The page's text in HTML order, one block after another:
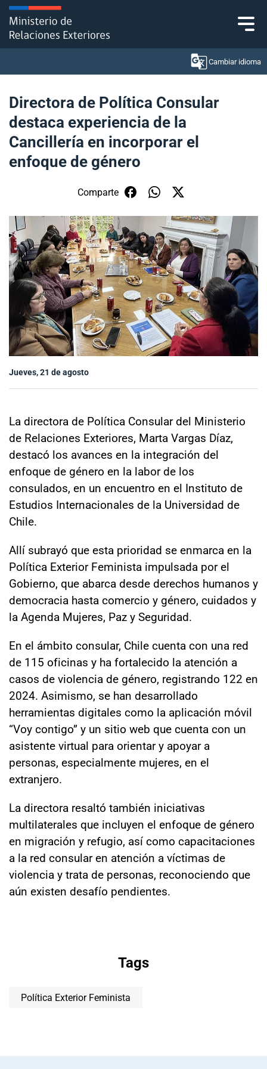
Click acá para ir directamente al contenido
Cambiar idioma
Ministerio
Política Exterior
Subsecretaría de Relaciones Económicas
Internacionales
Sala de prensa
modo claro
Directora de Política Consular
destaca experiencia de la
Cancillería en incorporar el
enfoque de género
Comparte
Jueves, 21 de agosto
La directora de Política Consular del Ministerio
de Relaciones Exteriores, Marta Vargas Díaz,
destacó los avances en la integración del
enfoque de género en la labor de los
consulados, en un encuentro en el Instituto de
Estudios Internacionales de la Universidad de
Chile.
Allí subrayó que esta prioridad se enmarca en la
Política Exterior Feminista impulsada por el
Gobierno, que abarca desde derechos humanos y
democracia hasta comercio y género, cuidados y
la Agenda Mujeres, Paz y Seguridad.
En el ámbito consular, Chile cuenta con una red
de 115 oficinas y ha fortalecido la atención a
casos de violencia de género, registrando 122 en
2024. Asimismo, se han desarrollado
herramientas digitales como la aplicación móvil
“Voy contigo” y un sitio web que cuenta con un
asistente virtual para orientar y apoyar a
personas, especialmente mujeres, en el
extranjero.
La directora resaltó también iniciativas
multilaterales que incluyen el enfoque de género
en migración y refugio, así como capacitaciones
a la red consular en atención a víctimas de
violencia y trata de personas, reconociendo que
aún existen desafío pendientes.
Tags
Política Exterior Feminista